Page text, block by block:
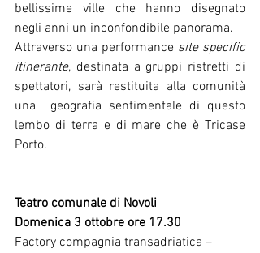
bellissime ville che hanno disegnato
negli anni un inconfondibile panorama.
Attraverso una performance site specific
itinerante, destinata a gruppi ristretti di
spettatori, sarà restituita alla comunità
una  geografia sentimentale di questo
lembo di terra e di mare che è Tricase
Porto.
Teatro comunale di Novoli
Domenica 3 ottobre ore 17.30
Factory compagnia transadriatica –